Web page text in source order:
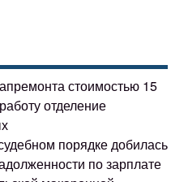
стоимостью 15
отделение
порядке добилась
по зарплате